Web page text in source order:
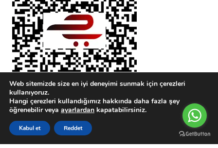
Web sitemizde size en iyi deneyimi sunmak için çerezleri
kullanıyoruz.
Hangi çerezleri kullandığımız hakkında daha fazla şey
öğrenebilir veya ayarlardan kapatabilirsiniz.
Kabul et Reddet
Sidebar Karşılaştırma Listesi Menu